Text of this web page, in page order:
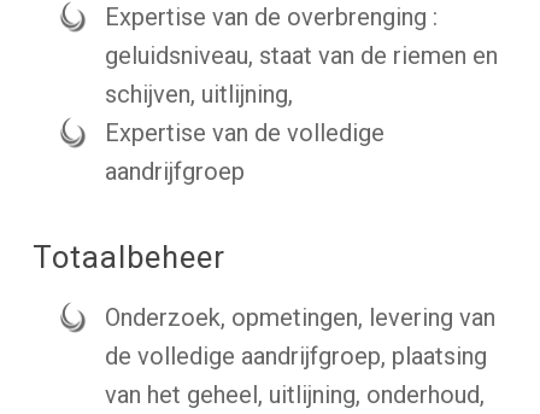
Expertise van de overbrenging :
geluidsniveau, staat van de riemen en
schijven, uitlijning,
Expertise van de volledige
aandrijfgroep
Totaalbeheer
Onderzoek, opmetingen, levering van
de volledige aandrijfgroep, plaatsing
van het geheel, uitlijning, onderhoud,